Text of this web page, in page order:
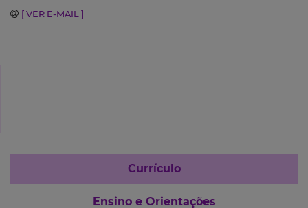
[ VER E-MAIL ]
Currículo
Ensino e Orientações